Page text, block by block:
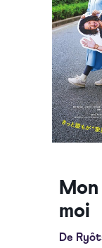
moi
De